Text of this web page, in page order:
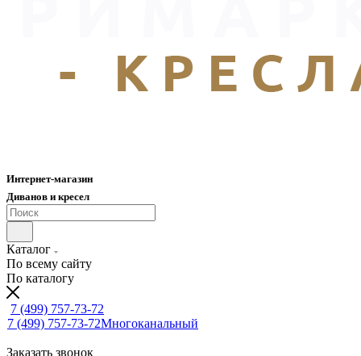
Интернет-магазин
Диванов и кресел
Каталог
По всему сайту
По каталогу
7 (499) 757-73-72
7 (499) 757-73-72Многоканальный
Заказать звонок